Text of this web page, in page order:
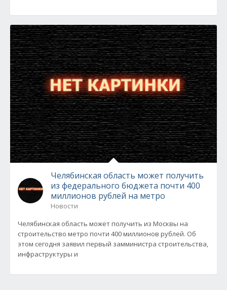
Челябинская область может получить
из федерального бюджета почти 400
миллионов рублей на метро
Новости
Челябинская область может получить из Москвы на
строительство метро почти 400 миллионов рублей. Об
этом сегодня заявил первый замминистра строительства,
инфраструктуры и